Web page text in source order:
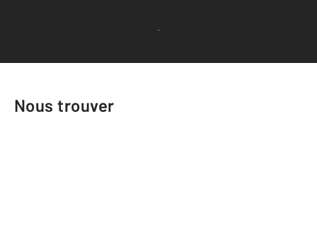
Voir tous les avis clients
Nous trouver